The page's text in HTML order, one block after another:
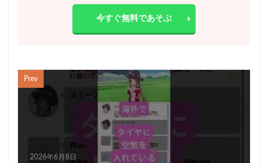
今すぐ無料であそぶ
Prev
2026年6月8日